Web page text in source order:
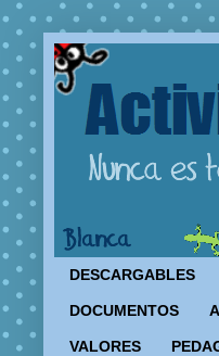
DESCARGABLES
DOCUMENTOS
VALORES